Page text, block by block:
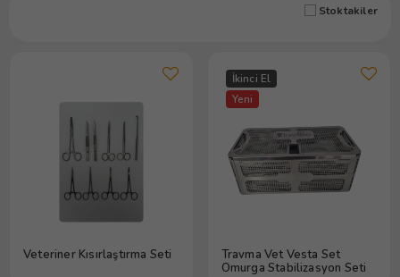
Stoktakiler
Veteriner Kısırlaştırma Seti
İkinci El
Yeni
Travma Vet Vesta Set
Omurga Stabilizasyon Seti